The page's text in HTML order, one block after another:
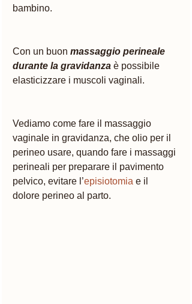
bambino.
Con un buon massaggio perineale
durante la gravidanza è possibile
elasticizzare i muscoli vaginali.
Vediamo come fare il massaggio
vaginale in gravidanza, che olio per il
perineo usare, quando fare i massaggi
perineali per preparare il pavimento
pelvico, evitare l’episiotomia e il
dolore perineo al parto.